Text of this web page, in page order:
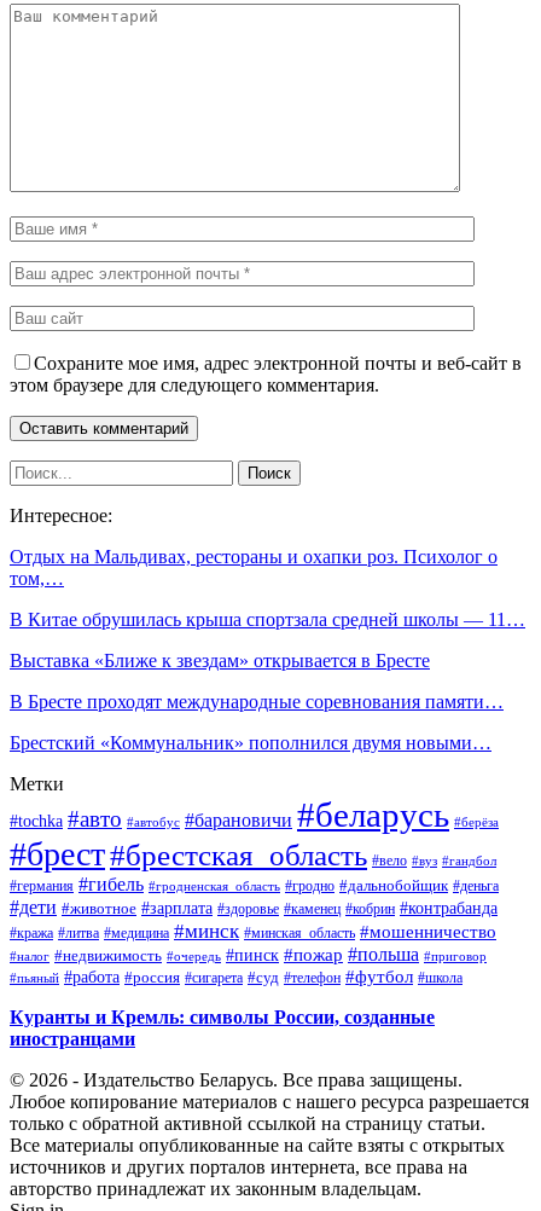
Сохраните мое имя, адрес электронной почты и веб-сайт в
этом браузере для следующего комментария.
Интересное:
Отдых на Мальдивах, рестораны и охапки роз. Психолог о
том,…
В Китае обрушилась крыша спортзала средней школы — 11…
Выставка «Ближе к звездам» открывается в Бресте
В Бресте проходят международные соревнования памяти…
Брестский «Коммунальник» пополнился двумя новыми…
Метки
#tochka #авто #автобус #барановичи #беларусь #берёза
#брест#брестская_область #вело #вуз #гандбол
#германия #гибель #гродненская_область #гродно #дальнобойщик #деньга
#дети #животное #зарплата #здоровье #каменец #кобрин #контрабанда
#кража #литва #медицина #минск #минская_область #мошенничество
#налог #недвижимость #очередь #пинск #пожар #польша #приговор
#пьяный #работа #россия #сигарета #суд #телефон #футбол #школа
Куранты и Кремль: символы России, созданные
иностранцами
© 2026 - Издательство Беларусь. Все права защищены.
Любое копирование материалов с нашего ресурса разрешается
только с обратной активной ссылкой на страницу статьи.
Все материалы опубликованные на сайте взяты с открытых
источников и других порталов интернета, все права на
авторство принадлежат их законным владельцам.